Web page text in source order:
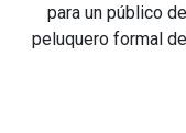
para un público
peluquero formal